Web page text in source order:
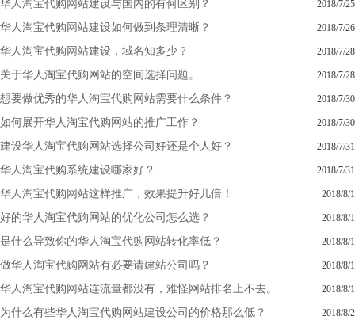
华人淘宝代购网站建设与国内的有何区别？ 2018/7/25
华人淘宝代购网站建设如何做到条理清晰？ 2018/7/26
华人淘宝代购网站建设，域名知多少？ 2018/7/28
关于华人淘宝代购网站的空间选择问题。 2018/7/28
想要做优秀的华人淘宝代购网站需要什么条件？ 2018/7/30
如何展开华人淘宝代购网站的推广工作？ 2018/7/30
建设华人淘宝代购网站选择公司好还是个人好？ 2018/7/31
华人淘宝代购系统建设哪家好？ 2018/7/31
华人淘宝代购网站这样推广，效果提升好几倍！ 2018/8/1
好的华人淘宝代购网站的优化公司怎么选？ 2018/8/1
是什么导致你的华人淘宝代购网站转化率低？ 2018/8/1
做华人淘宝代购网站有必要请建站公司吗？ 2018/8/1
华人淘宝代购网站连流量都没有，难怪网站排名上不去。 2018/8/1
为什么有些华人淘宝代购网站建设公司的价格那么低？ 2018/8/2